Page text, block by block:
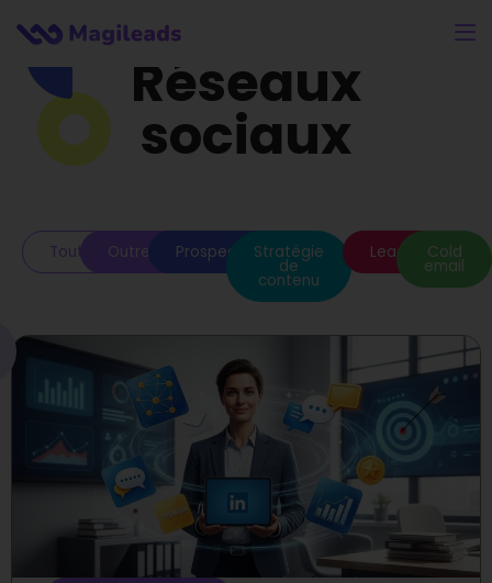
Réseaux
sociaux
Toutes OutreachProspectionStratégie
de
contenu
Leads Cold
email